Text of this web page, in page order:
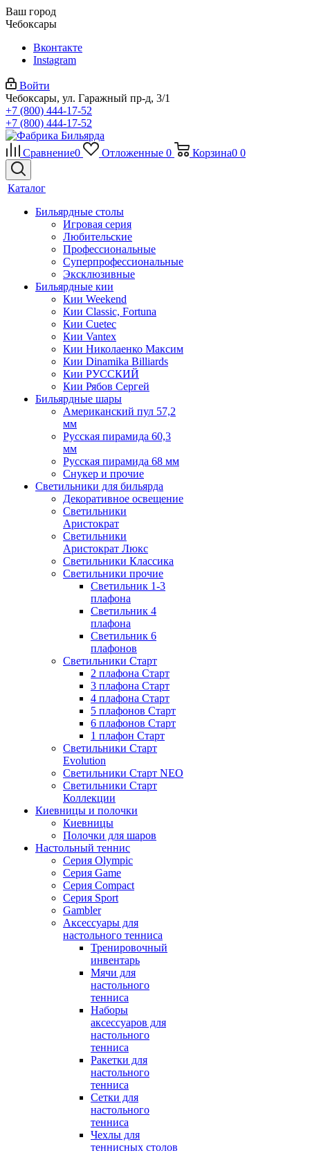
Ваш город
Чебоксары
Вконтакте
Instagram
Войти
Чебоксары, ул. Гаражный пр-д, 3/1
+7 (800) 444-17-52
+7 (800) 444-17-52
Сравнение0 Отложенные 0 Корзина0 0
Каталог
Бильярдные столы
Игровая серия
Любительские
Профессиональные
Суперпрофессиональные
Эксклюзивные
Бильярдные кии
Кии Weekend
Кии Classic, Fortuna
Кии Cuetec
Кии Vantex
Кии Николаенко Максим
Кии Dinamika Billiards
Кии РУССКИЙ
Кии Рябов Сергей
Бильярдные шары
Американский пул 57,2
мм
Русская пирамида 60,3
мм
Русская пирамида 68 мм
Снукер и прочие
Светильники для бильярда
Декоративное освещение
Светильники
Аристократ
Светильники
Аристократ Люкс
Светильники Классика
Светильники прочие
Светильник 1-3
плафона
Светильник 4
плафона
Светильник 6
плафонов
Светильники Старт
2 плафона Старт
3 плафона Старт
4 плафона Старт
5 плафонов Старт
6 плафонов Старт
1 плафон Старт
Светильники Старт
Evolution
Светильники Старт NEO
Светильники Старт
Коллекции
Киевницы и полочки
Киевницы
Полочки для шаров
Настольный теннис
Серия Olympic
Серия Game
Серия Compact
Серия Sport
Gambler
Аксессуары для
настольного тенниса
Тренировочный
инвентарь
Мячи для
настольного
тенниса
Наборы
аксессуаров для
настольного
тенниса
Ракетки для
настольного
тенниса
Сетки для
настольного
тенниса
Чехлы для
теннисных столов